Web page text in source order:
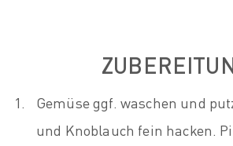
Gemüse ggf. waschen und
und Knoblauch fein hacken.